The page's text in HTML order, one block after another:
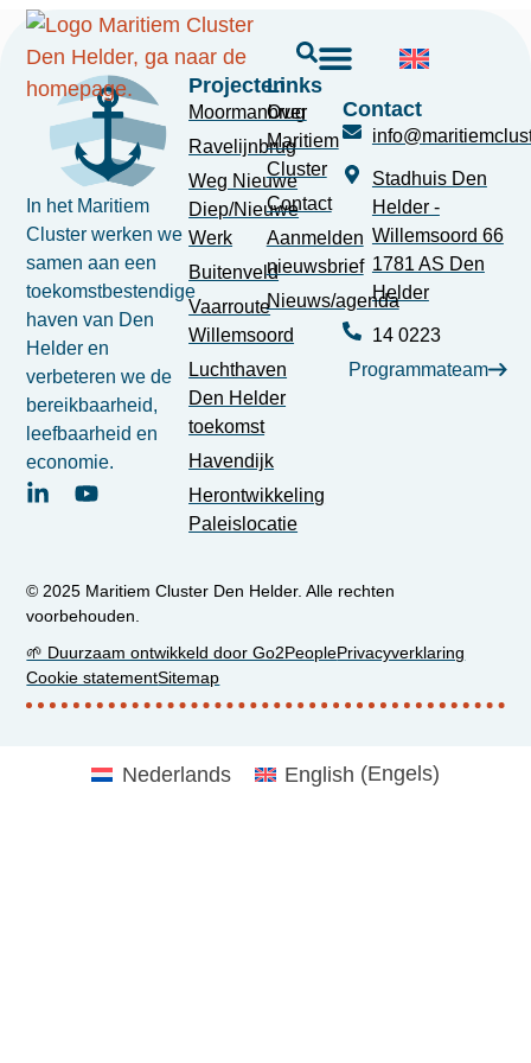
In het Maritiem
Cluster werken we
samen aan een
toekomstbestendige
haven van Den
Helder en
verbeteren we de
bereikbaarheid,
leefbaarheid en
economie.
Contact
Stadhuis Den
Helder -
Willemsoord 66
1781 AS Den
Helder
14 0223
Programmateam
Projecten
Moormanbrug
Ravelijnbrug
Weg Nieuwe
Diep/Nieuwe
Werk
Buitenveld
Vaarroute
Willemsoord
Luchthaven
Den Helder
toekomst
Havendijk
Herontwikkeling
Paleislocatie
Links
Over
Maritiem
Cluster
Contact
Aanmelden
nieuwsbrief
Nieuws/agenda
© 2025 Maritiem Cluster Den Helder. Alle rechten
voorbehouden.
🌱 Duurzaam ontwikkeld door Go2PeoplePrivacyverklaring
Cookie statementSitemap
Nederlands English (Engels)